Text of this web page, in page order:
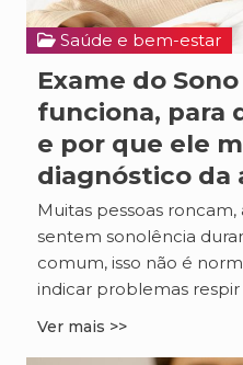
Saúde e bem-estar
Exame do
funciona, para
e por que ele
diagnóstico da
Muitas pessoas
sentem sonolência
comum, isso não é
indicar problemas respir
Ver mais >>